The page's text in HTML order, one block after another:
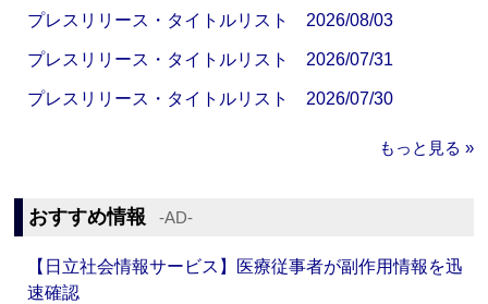
プレスリリース・タイトルリスト 2026/08/03
プレスリリース・タイトルリスト 2026/07/31
プレスリリース・タイトルリスト 2026/07/30
もっと見る »
おすすめ情報 ‐AD‐
【日立社会情報サービス】医療従事者が副作用情報を迅
速確認